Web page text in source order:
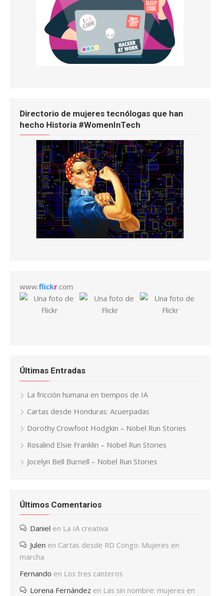
Directorio de mujeres tecnólogas que han
hecho Historia #WomenInTech
www.flickr.com
Últimas Entradas
La fricción humana en tiempos de IA
Cartas desde Honduras: Acuerpadas
Dorothy Crowfoot Hodgkin – Nobel Run Stories
Rosalind Elsie Franklin – Nobel Run Stories
Jocelyn Bell Burnell – Nobel Run Stories
Últimos Comentarios
Daniel en La IA creativa
Julen en Cartas desde RD Congo: Mujeres en
marcha
Fernando en Los tres canteros
Lorena Fernández en Las sin nombre: mujeres en